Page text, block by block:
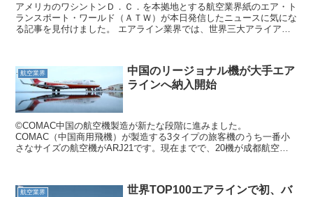
アメリカのワシントンＤ．Ｃ．を本拠地とする航空業界紙のエア・ト
ランスポート・ワールド（ＡＴＷ）が本日発信したニュースに気にな
る記事を見付けました。 エアライン業界では、世界三大アライアン
航空業界
中国のリージョナル機が大手エア
ラインへ納入開始
©COMAC中国の航空機製造が新たな段階に進みました。
COMAC（中国商用飛機）が製造する3タイプの旅客機のうち一番小
さなサイズの航空機がARJ21です。現在までで、20機が成都航空で
航空業界
世界TOP100エアラインで初、バ